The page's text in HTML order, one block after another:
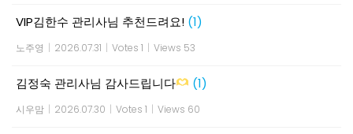
VIP김한수 관리사님 추천드려요! (1)
노주영 | 2026.07.31 | Votes 1 | Views 53
김정숙 관리사님 감사드립니다 (1)
시우맘 | 2026.07.30 | Votes 1 | Views 60